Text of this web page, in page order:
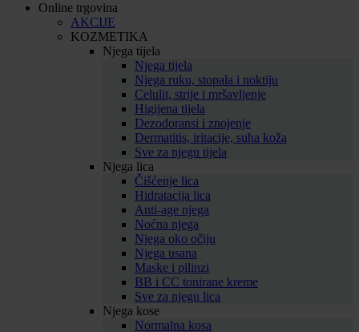
Online trgovina
AKCIJE
KOZMETIKA
Njega tijela
Njega tijela
Njega ruku, stopala i noktiju
Celulit, strije i mršavljenje
Higijena tijela
Dezodoransi i znojenje
Dermatitis, iritacije, suha koža
Sve za njegu tijela
Njega lica
Čišćenje lica
Hidratacija lica
Anti-age njega
Noćna njega
Njega oko očiju
Njega usana
Maske i pilinzi
BB i CC tonirane kreme
Sve za njegu lica
Njega kose
Normalna kosa